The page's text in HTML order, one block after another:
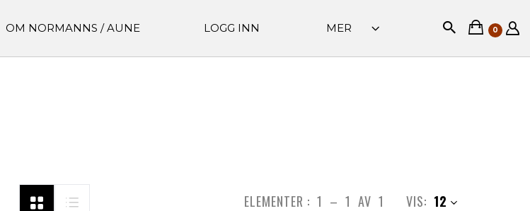
OM NORMANNS / AUNE LOGG INN MER 0
ELEMENTER : 1 – 1 AV 1 VIS: 12